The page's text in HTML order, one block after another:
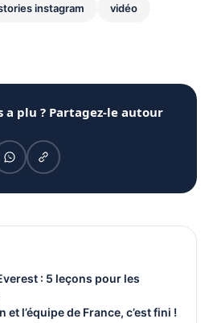
instagram vidéo
a plu ? Partagez-le autour
: 5 leçons pour les
l’équipe de France, c’est fini !